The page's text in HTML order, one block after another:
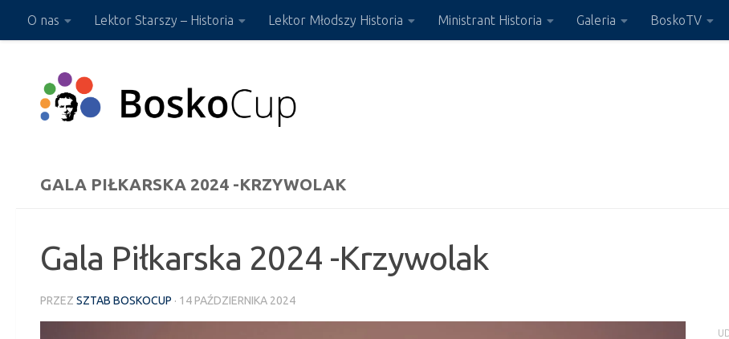
Przejdź do treści
O nas Lektor Starszy – Historia Lektor Młodszy Historia Ministrant Historia Galeria BoskoTV
GALA PIŁKARSKA 2024 -KRZYWOLAK
Gala Piłkarska 2024 -Krzywolak
PRZEZ SZTAB BOSKOCUP · 14 PAŹDZIERNIKA 2024